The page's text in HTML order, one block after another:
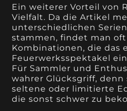
Ein weiterer Vorteil von
Vielfalt. Da die Artikel
unterschiedlichen
stammen, findet man
Kombinationen, die das
Feuerwerksspektakel
Für Sammler und
wahrer Glücksgriff, denn
seltene oder limitierte
die sonst schwer zu